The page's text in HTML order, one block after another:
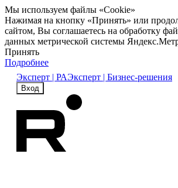
Мы используем файлы «Cookie»
Нажимая на кнопку «Принять» или
сайтом, Вы соглашаетесь на обработку
данных метрической системы
Принять
Подробнее
Эксперт | РАЭксперт | Бизнес-решения
Вход